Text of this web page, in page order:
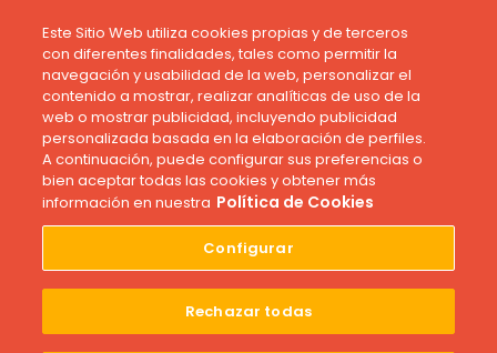
Recetas
Curry de Garbanzos y
Espinacas
Publicado el 30 de septiembre de 2024
Este Sitio Web utiliza cookies propias y de terceros
con diferentes finalidades, tales como permitir la
navegación y usabilidad de la web, personalizar el
contenido a mostrar, realizar analíticas de uso de la
web o mostrar publicidad, incluyendo publicidad
personalizada basada en la elaboración de perfiles.
A continuación, puede configurar sus preferencias o
bien aceptar todas las cookies y obtener más
información en nuestra Política de Cookies
Configurar
Rechazar todas